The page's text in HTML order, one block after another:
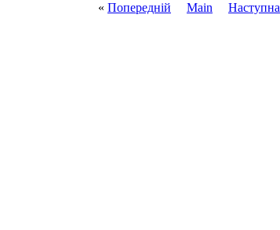
« Попередній Main Наступна